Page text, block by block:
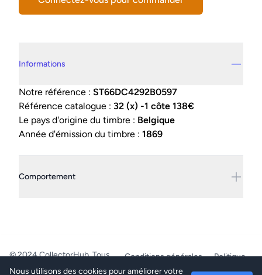
Nous utilisons des cookies pour améliorer votre
Informations
Notre référence : ST66DC4292B0597
Référence catalogue : 32 (x) -1 côte 138€
Le pays d'origine du timbre : Belgique
Année d'émission du timbre : 1869
Comportement
© 2024 CollectorHub. Tous
droits réservés.
Conditions générales
Politique
de confidentialité